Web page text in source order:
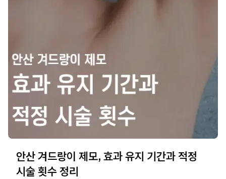
안산 겨드랑이 제모, 효과 유지 기간과 적정
시술 횟수 정리